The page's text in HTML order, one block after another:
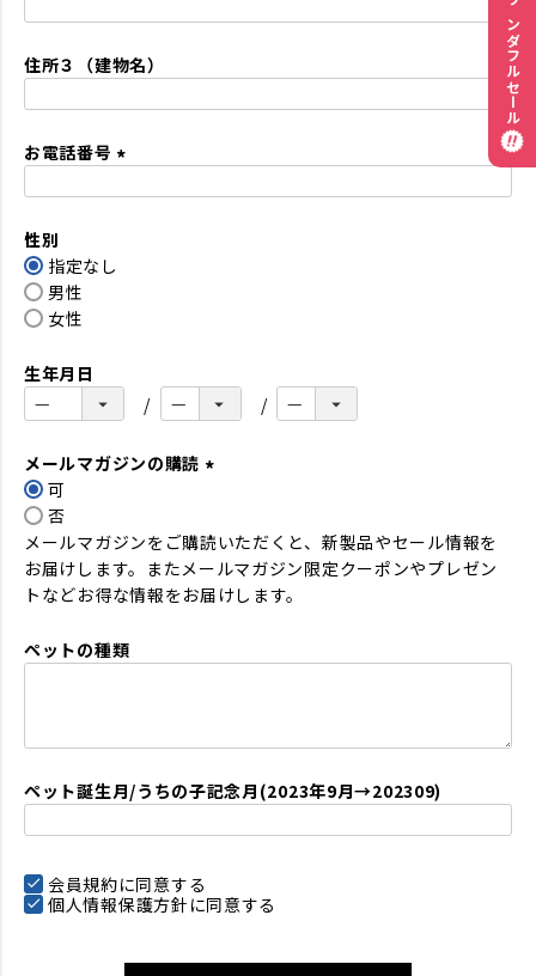
須
住所３（建物名）
お電話番号
性別
指定なし
男性
女性
生年月日
メールマガジンの購読
須
)
可
否
メールマガジンをご購読いただくと、新製品やセール情報を
お届けします。またメールマガジン限定クーポンやプレゼン
トなどお得な情報をお届けします。
ペットの種類
ペット誕生月/うちの子記念月(2023年9月→202309)
会員規約に同意する
個人情報保護方針 に同意する
ワンダフルセール